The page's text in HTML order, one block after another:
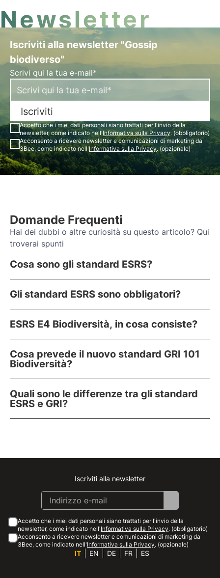
Newsletter
Iscriviti alla newsletter "Gossip
biodiverso"
Scrivi qui la tua e-mail*
Iscriviti
Accetto che i miei dati personali siano trattati per l'invio della
newsletter, come indicato nell'Informativa sulla Privacy. (obbligatorio)
Acconsento a ricevere newsletter e comunicazioni di marketing da
3Bee, come indicato nell'Informativa sulla Privacy. (opzionale)
Domande Frequenti
Hai dei dubbi o altre curiosità su questo articolo? Qui
troverai spunti
Cosa sono gli standard ESRS?
Gli standard ESRS sono obbligatori?
ESRS E4 Biodiversità, in cosa consiste?
Cosa prevede il nuovo standard GRI 101
Biodiversità?
Quali sono le differenze tra gli standard
ESRS e GRI?
Instagram
Facebook
Linkedin
Youtube
Iscriviti alla newsletter
Accetto che i miei dati personali siano trattati per l'invio della
newsletter, come indicato nell'Informativa sulla Privacy. (obbligatorio)
Acconsento a ricevere newsletter e comunicazioni di marketing da
3Bee, come indicato nell'Informativa sulla Privacy. (opzionale)
IT EN DE FR ES